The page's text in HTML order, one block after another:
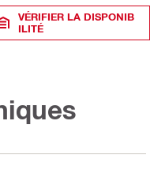
VÉRIFIER LA DISPONIB
ILITÉ